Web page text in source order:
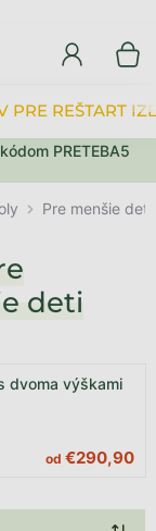
PRETEBA5
PRE REŠTART
Pre menšie deti
deti
dvoma výškami
od €290,90